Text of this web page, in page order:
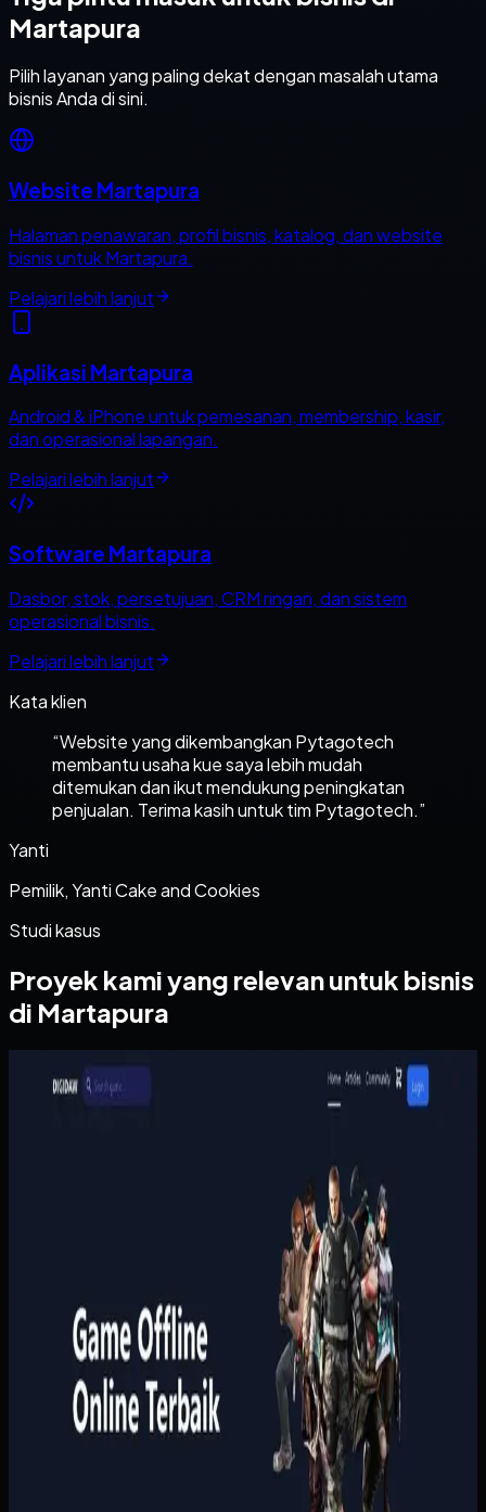
Martapura
Pilih layanan yang paling dekat dengan masalah utama
bisnis Anda di sini.
Website Martapura
Halaman penawaran, profil bisnis, katalog, dan website
bisnis untuk Martapura.
Pelajari lebih lanjut
Aplikasi Martapura
Android & iPhone untuk pemesanan, membership, kasir,
dan operasional lapangan.
Pelajari lebih lanjut
Software Martapura
Dasbor, stok, persetujuan, CRM ringan, dan sistem
operasional bisnis.
Pelajari lebih lanjut
Kata klien
“Website yang dikembangkan Pytagotech
membantu usaha kue saya lebih mudah
ditemukan dan ikut mendukung peningkatan
penjualan. Terima kasih untuk tim Pytagotech.”
Yanti
Pemilik, Yanti Cake and Cookies
Studi kasus
Proyek kami yang relevan untuk bisnis
di Martapura
Website
Digidaw Gameshop
Pembelian game masih bergantung pada proses manual
yang lambat, sementara pengguna butuh metode
pembayaran lokal dan konfirmasi yang cepat. Tanpa sistem
yang rapi, proses transaksi terasa merepotkan dan
kepercayaan pelanggan lebih sulit dibangun.
Yang kami bangun
Kami menata katalog, keranjang, pembayaran, dan riwayat
pembelian pengguna dalam satu alur yang ringkas.
Pembayaran dan status pesanan dihubungkan ke proses
penyerahan akses supaya pelanggan tidak perlu
menunggu admin untuk setiap transaksi.